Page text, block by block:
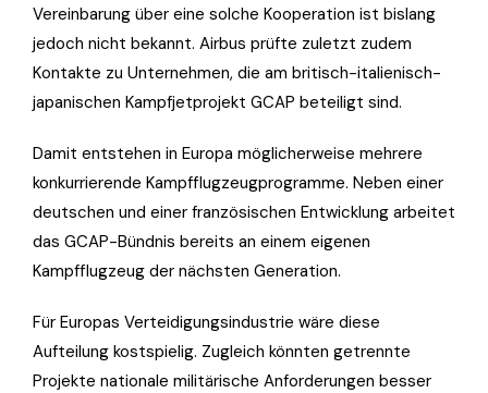
Vereinbarung über eine solche Kooperation ist bislang
jedoch nicht bekannt. Airbus prüfte zuletzt zudem
Kontakte zu Unternehmen, die am britisch-italienisch-
japanischen Kampfjetprojekt GCAP beteiligt sind.
Damit entstehen in Europa möglicherweise mehrere
konkurrierende Kampfflugzeugprogramme. Neben einer
deutschen und einer französischen Entwicklung arbeitet
das GCAP-Bündnis bereits an einem eigenen
Kampfflugzeug der nächsten Generation.
Für Europas Verteidigungsindustrie wäre diese
Aufteilung kostspielig. Zugleich könnten getrennte
Projekte nationale militärische Anforderungen besser